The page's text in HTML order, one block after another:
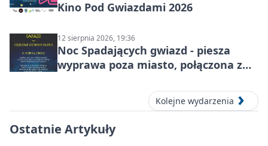
Kino Pod Gwiazdami 2026
12 sierpnia 2026, 19:36
Noc Spadających gwiazd - piesza
wyprawa poza miasto, połączona z
częściowe zaćmienie Słońca
Kolejne wydarzenia
Ostatnie Artykuły